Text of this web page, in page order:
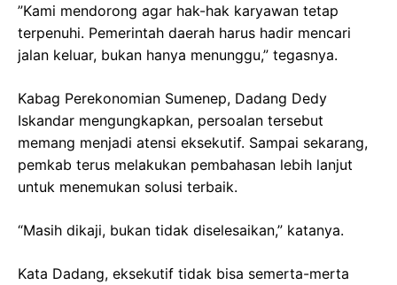
”Kami mendorong agar hak-hak karyawan tetap
terpenuhi. Pemerintah daerah harus hadir mencari
jalan keluar, bukan hanya menunggu,” tegasnya.
Kabag Perekonomian Sumenep, Dadang Dedy
Iskandar mengungkapkan, persoalan tersebut
memang menjadi atensi eksekutif. Sampai sekarang,
pemkab terus melakukan pembahasan lebih lanjut
untuk menemukan solusi terbaik.
“Masih dikaji, bukan tidak diselesaikan,” katanya.
Kata Dadang, eksekutif tidak bisa semerta-merta